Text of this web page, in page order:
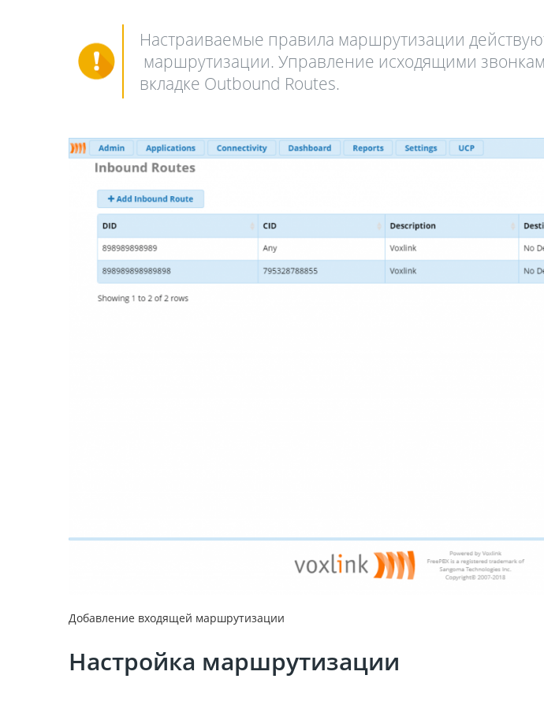
Настраиваемые правила маршрутизации
маршрутизации. Управление исходящими
вкладке Outbound Routes.
Добавление входящей маршрутизации
Настройка маршрутизации